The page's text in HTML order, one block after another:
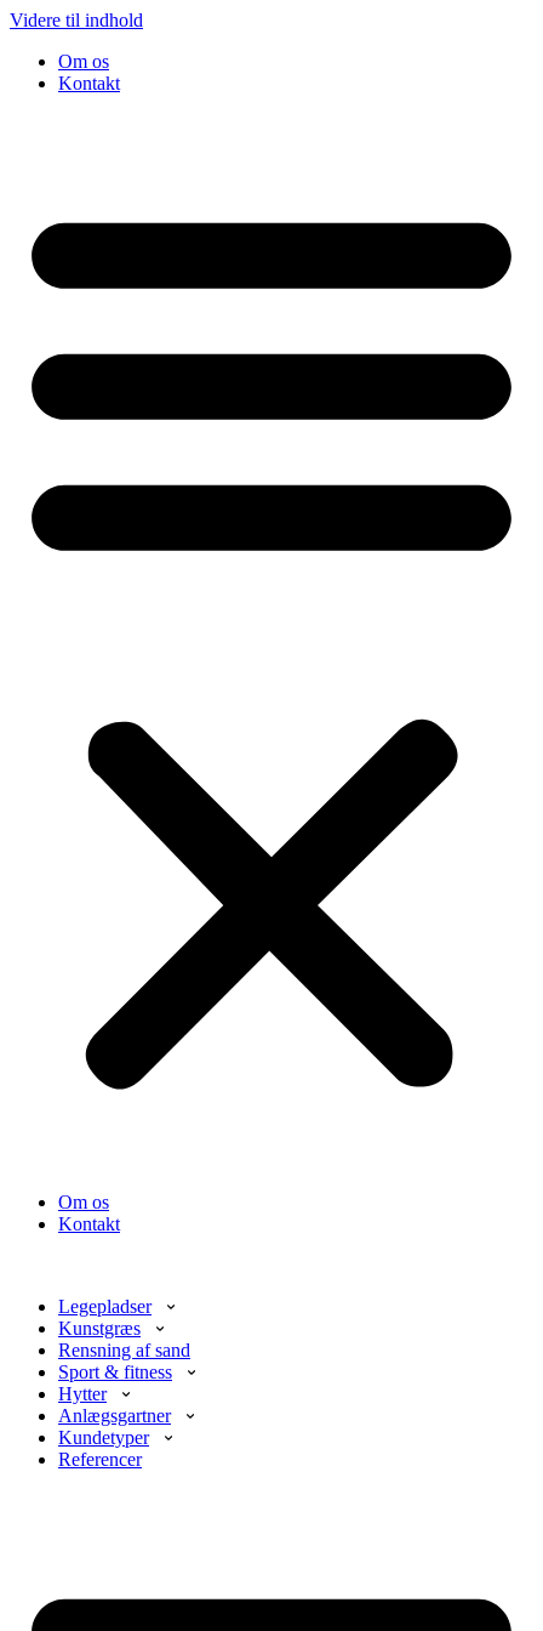
Videre til indhold
Om os
Kontakt
Om os
Kontakt
Legepladser
Kunstgræs
Rensning af sand
Sport & fitness
Hytter
Anlægsgartner
Kundetyper
Referencer